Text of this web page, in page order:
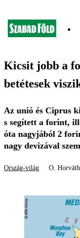
Kicsit jobb a
betétesek
Az unió és Ciprus
s segített a forint,
óta nagyjából 2
nagy devizával
Ország-világ O.